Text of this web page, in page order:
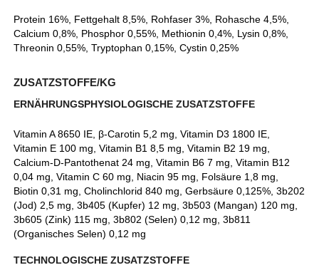
Protein 16%, Fettgehalt 8,5%, Rohfaser 3%, Rohasche 4,5%,
Calcium 0,8%, Phosphor 0,55%, Methionin 0,4%, Lysin 0,8%,
Threonin 0,55%, Tryptophan 0,15%, Cystin 0,25%
ZUSATZSTOFFE/KG
ERNÄHRUNGSPHYSIOLOGISCHE ZUSATZSTOFFE
Vitamin A 8650 IE, β-Carotin 5,2 mg, Vitamin D3 1800 IE,
Vitamin E 100 mg, Vitamin B1 8,5 mg, Vitamin B2 19 mg,
Calcium-D-Pantothenat 24 mg, Vitamin B6 7 mg, Vitamin B12
0,04 mg, Vitamin C 60 mg, Niacin 95 mg, Folsäure 1,8 mg,
Biotin 0,31 mg, Cholinchlorid 840 mg, Gerbsäure 0,125%, 3b202
(Jod) 2,5 mg, 3b405 (Kupfer) 12 mg, 3b503 (Mangan) 120 mg,
3b605 (Zink) 115 mg, 3b802 (Selen) 0,12 mg, 3b811
(Organisches Selen) 0,12 mg
TECHNOLOGISCHE ZUSATZSTOFFE